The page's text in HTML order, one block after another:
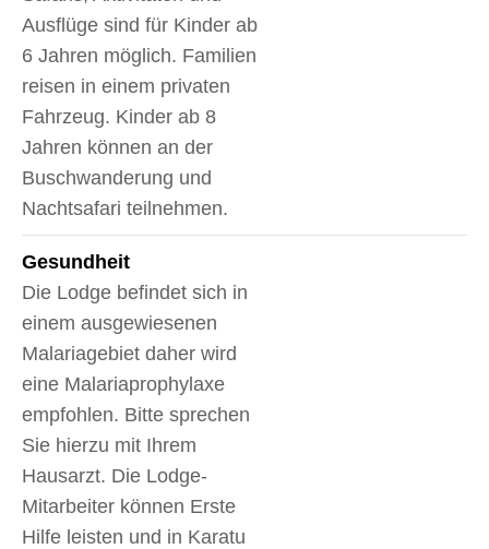
Ausflüge sind für Kinder ab
6 Jahren möglich. Familien
reisen in einem privaten
Fahrzeug. Kinder ab 8
Jahren können an der
Buschwanderung und
Nachtsafari teilnehmen.
Gesundheit
Die Lodge befindet sich in
einem ausgewiesenen
Malariagebiet daher wird
eine Malariaprophylaxe
empfohlen. Bitte sprechen
Sie hierzu mit Ihrem
Hausarzt. Die Lodge-
Mitarbeiter können Erste
Hilfe leisten und in Karatu